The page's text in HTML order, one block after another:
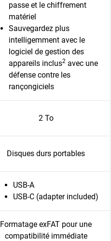
passe et le chiffrement
matériel
Sauvegardez plus
intelligemment avec le
logiciel de gestion des
appareils inclus2 avec une
défense contre les
rançongiciels
2 To
Disques durs portables
USB-A
USB-C (adapter included)
Formatage exFAT pour une
compatibilité immédiate